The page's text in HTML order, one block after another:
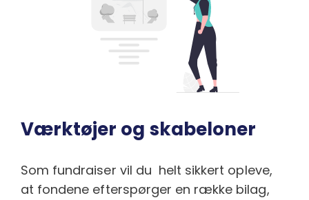
Værktøjer og skabeloner
Som fundraiser vil du helt sikkert opleve,
at fondene efterspørger en række bilag,